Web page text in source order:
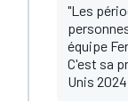
"Les
équipe
C'est sa
Unis